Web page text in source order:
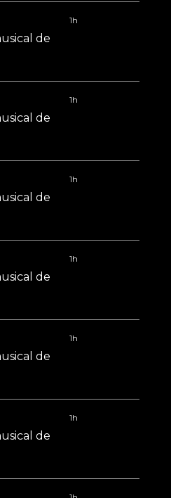
de
1h
de
1h
de
1h
de
1h
de
1h
de
1h